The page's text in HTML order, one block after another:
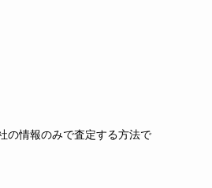
の情報のみで査定する方法で